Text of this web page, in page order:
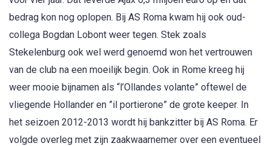
bedrag kon nog oplopen. Bij AS Roma kwam hij ook oud-
collega Bogdan Lobont weer tegen. Stek zoals
Stekelenburg ook wel werd genoemd won het vertrouwen
van de club na een moeilijk begin. Ook in Rome kreeg hij
weer mooie bijnamen als “l’Ollandes volante” oftewel de
vliegende Hollander en ”il portierone” de grote keeper. In
het seizoen 2012-2013 wordt hij bankzitter bij AS Roma. Er
volgde overleg met zijn zaakwaarnemer over een eventueel